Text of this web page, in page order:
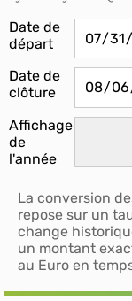
Date de
départ
Date de
clôture
Affichage
de
l'année
La conversion
repose sur un
change
un montant
au Euro en